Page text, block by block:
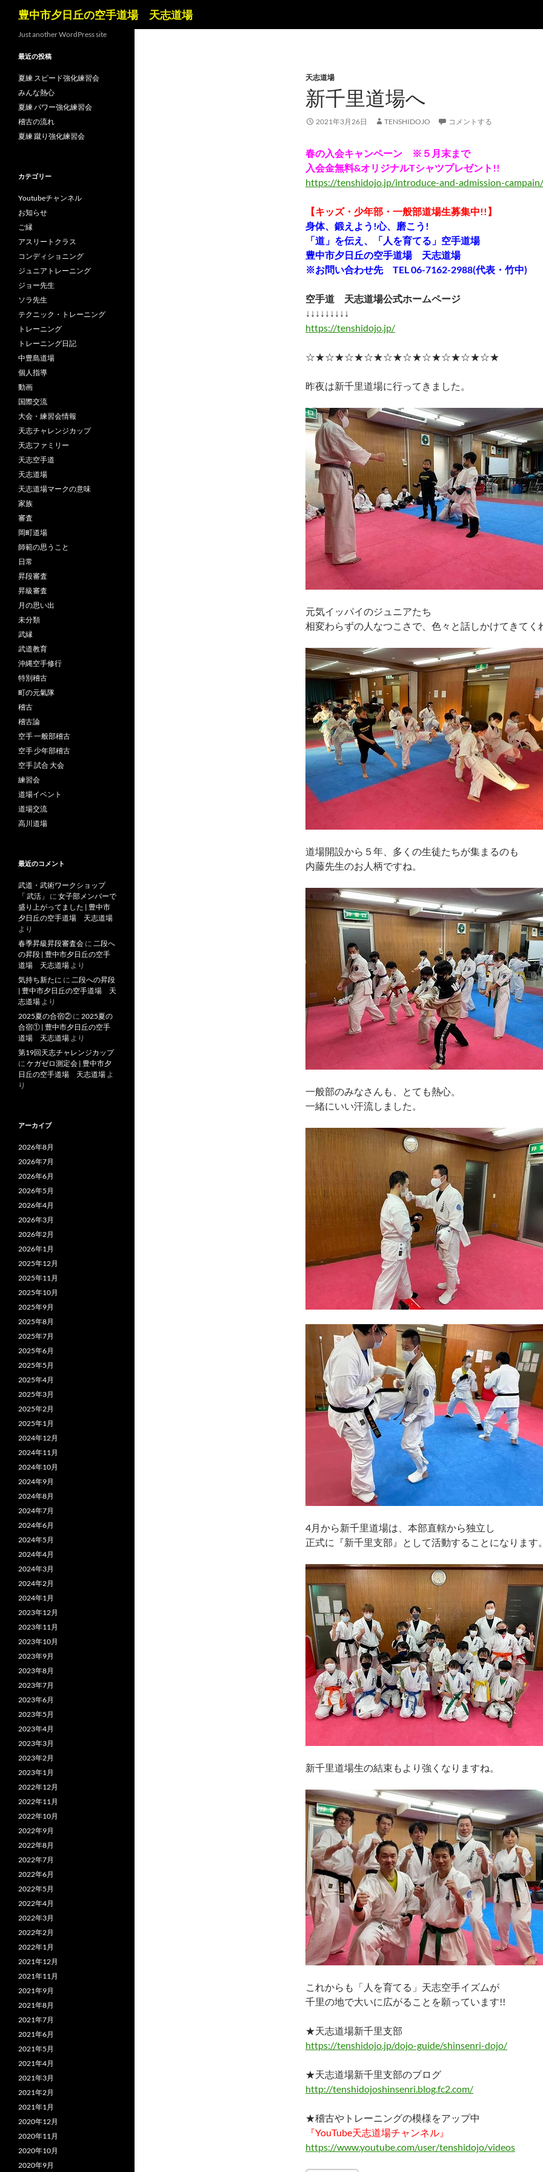
豊中市夕日丘の空手道場 天志道場
天志道場
新千里道場へ
2021年3月26日 TENSHIDOJO コメントする
春の入会キャンペーン ※５月末まで
入会金無料&オリジナルTシャツプレゼント!!
https://tenshidojo.jp/introduce-and-admission-campain/
【キッズ・少年部・一般部道場生募集中!!】
身体、鍛えよう!心、磨こう!
「道」を伝え、「人を育てる」空手道場
豊中市夕日丘の空手道場 天志道場
※お問い合わせ先 TEL 06-7162-2988(代表・竹中)
空手道 天志道場公式ホームページ
↓↓↓↓↓↓↓↓↓
https://tenshidojo.jp/
☆★☆★☆★☆★☆★☆★☆★☆★☆★☆★
昨夜は新千里道場に行ってきました。
元気イッパイのジュニアたち
相変わらずの人なつこさで、色々と話しかけてきてく
道場開設から５年、多くの生徒たちが集まるのも
内藤先生のお人柄ですね。
一般部のみなさんも、とても熱心。
一緒にいい汗流しました。
4月から新千里道場は、本部直轄から独立し
正式に『新千里支部』として活動することになります
新千里道場生の結束もより強くなりますね。
これからも「人を育てる」天志空手イズムが
千里の地で大いに広がることを願っています!!
★天志道場新千里支部
https://tenshidojo.jp/dojo-guide/shinsenri-dojo/
★天志道場新千里支部のブログ
http://tenshidojoshinsenri.blog.fc2.com/
★稽古やトレーニングの模様をアップ中
『YouTube天志道場チャンネル』
https://www.youtube.com/user/tenshidojo/videos
Just another WordPress site
最近の投稿
夏練 スピード強化練習会
みんな熱心
夏練 パワー強化練習会
稽古の流れ
夏練 蹴り強化練習会
カテゴリー
Youtubeチャンネル
お知らせ
ご縁
アスリートクラス
コンディショニング
ジュニアトレーニング
ジョー先生
ソラ先生
テクニック・トレーニング
トレーニング
トレーニング日記
中豊島道場
個人指導
動画
国際交流
大会・練習会情報
天志チャレンジカップ
天志ファミリー
天志空手道
天志道場
天志道場マークの意味
家族
審査
岡町道場
師範の思うこと
日常
昇段審査
昇級審査
月の思い出
未分類
武縁
武道教育
沖縄空手修行
特別稽古
町の元氣隊
稽古
稽古論
空手 一般部稽古
空手 少年部稽古
空手 試合 大会
練習会
道場イベント
道場交流
高川道場
最近のコメント
武道・武術ワークショップ
「 武活」
に 女子部メンバーで
盛り上がってました | 豊中市
夕日丘の空手道場 天志道場
より
春季昇級昇段審査会 に 二段へ
の昇段 | 豊中市夕日丘の空手
道場 天志道場 より
気持ち新たに に 二段への昇段
| 豊中市夕日丘の空手道場 天
志道場 より
2025夏の合宿② に 2025夏の
合宿① | 豊中市夕日丘の空手
道場 天志道場 より
第19回天志チャレンジカップ
に ケガゼロ測定会 | 豊中市夕
日丘の空手道場 天志道場 よ
り
アーカイブ
2026年8月
2026年7月
2026年6月
2026年5月
2026年4月
2026年3月
2026年2月
2026年1月
2025年12月
2025年11月
2025年10月
2025年9月
2025年8月
2025年7月
2025年6月
2025年5月
2025年4月
2025年3月
2025年2月
2025年1月
2024年12月
2024年11月
2024年10月
2024年9月
2024年8月
2024年7月
2024年6月
2024年5月
2024年4月
2024年3月
2024年2月
2024年1月
2023年12月
2023年11月
2023年10月
2023年9月
2023年8月
2023年7月
2023年6月
2023年5月
2023年4月
2023年3月
2023年2月
2023年1月
2022年12月
2022年11月
2022年10月
2022年9月
2022年8月
2022年7月
2022年6月
2022年5月
2022年4月
2022年3月
2022年2月
2022年1月
2021年12月
2021年11月
2021年9月
2021年8月
2021年7月
2021年6月
2021年5月
2021年4月
2021年3月
2021年2月
2021年1月
2020年12月
2020年11月
2020年10月
2020年9月